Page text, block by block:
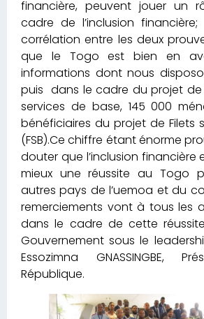
financière, peuvent jouer un
cadre de l’inclusion
corrélation entre les deux
que le Togo est bien en
informations dont nous
puis dans le cadre du projet de
services de base, 145 000
bénéficiaires du projet de Filets
(FSB).Ce chiffre étant énorme
douter que l’inclusion financière
mieux une réussite au Togo
autres pays de l’uemoa et du
remerciements vont à tous les
dans le cadre de cette
Gouvernement sous le
Essozimna GNASSINGBE,
République.